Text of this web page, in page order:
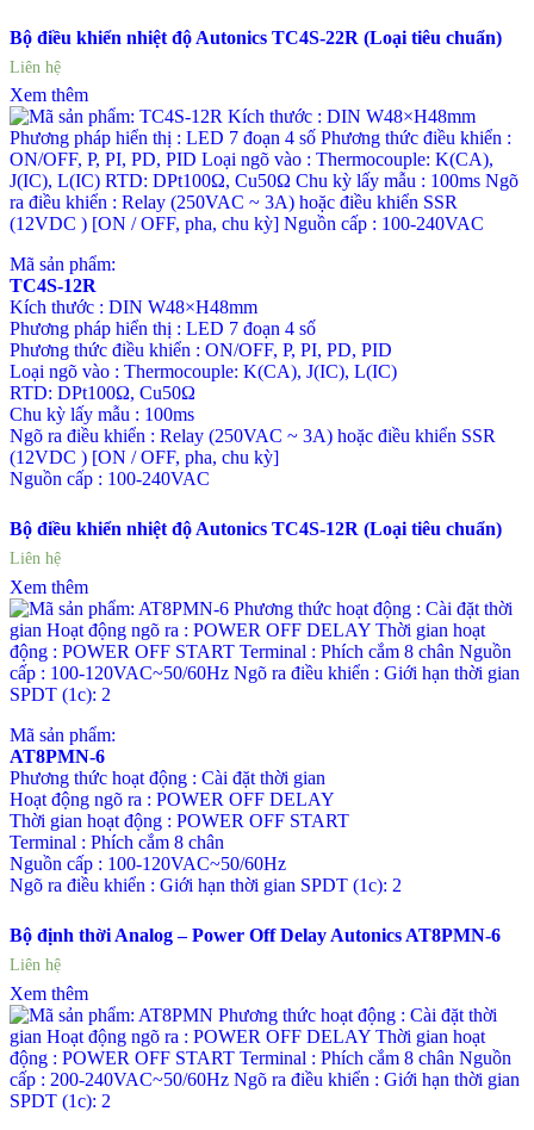
Bộ điều khiển nhiệt độ Autonics TC4S-22R (Loại tiêu chuẩn)
Liên hệ
Xem thêm
Mã sản phẩm:
TC4S-12R
Kích thước : DIN W48×H48mm
Phương pháp hiển thị : LED 7 đoạn 4 số
Phương thức điều khiển : ON/OFF, P, PI, PD, PID
Loại ngõ vào : Thermocouple: K(CA), J(IC), L(IC)
RTD: DPt100Ω, Cu50Ω
Chu kỳ lấy mẫu : 100ms
Ngõ ra điều khiển : Relay (250VAC ~ 3A) hoặc điều khiển SSR
(12VDC ) [ON / OFF, pha, chu kỳ]
Nguồn cấp : 100-240VAC
Bộ điều khiển nhiệt độ Autonics TC4S-12R (Loại tiêu chuẩn)
Liên hệ
Xem thêm
Mã sản phẩm:
AT8PMN-6
Phương thức hoạt động : Cài đặt thời gian
Hoạt động ngõ ra : POWER OFF DELAY
Thời gian hoạt động : POWER OFF START
Terminal : Phích cắm 8 chân
Nguồn cấp : 100-120VAC~50/60Hz
Ngõ ra điều khiển : Giới hạn thời gian SPDT (1c): 2
Bộ định thời Analog – Power Off Delay Autonics AT8PMN-6
Liên hệ
Xem thêm